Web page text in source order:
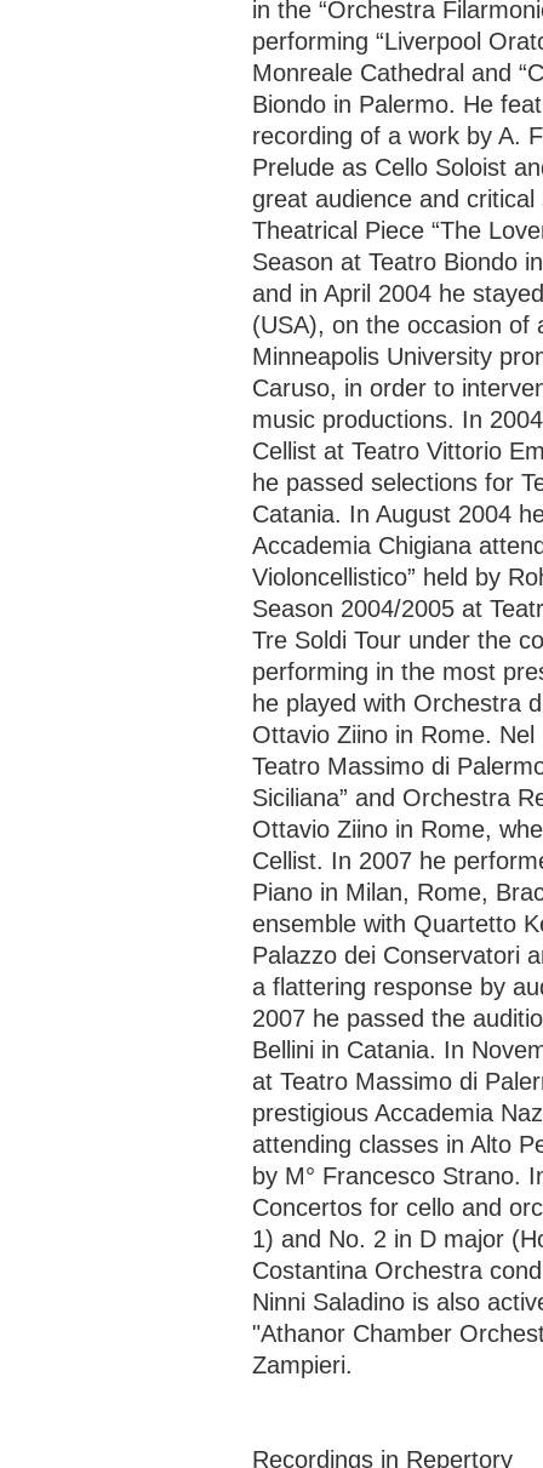
in the “Orchestra
performing “Liverpool
Monreale Cathedral and
Biondo in Palermo. He
recording of a work by A.
Prelude as Cello Soloist
great audience and
Theatrical Piece “The
Season at Teatro Biondo
and in April 2004 he
(USA), on the occasion of
Minneapolis University
Caruso, in order to
music productions. In
Cellist at Teatro Vittorio
he passed selections for
Catania. In August 2004
Accademia Chigiana
Violoncellistico” held by
Season 2004/2005 at
Tre Soldi Tour under the
performing in the most
he played with Orchestra
Ottavio Ziino in Rome.
Teatro Massimo di
Siciliana” and Orchestra
Ottavio Ziino in Rome,
Cellist. In 2007 he
Piano in Milan, Rome,
ensemble with Quartetto
Palazzo dei Conservatori
a flattering response by
2007 he passed the
Bellini in Catania. In
at Teatro Massimo di
prestigious Accademia
attending classes in Alto
by M° Francesco Strano.
Concertos for cello and
1) and No. 2 in D major
Costantina Orchestra
Ninni Saladino is also
"Athanor Chamber
Zampieri.
Recordings in Repertory